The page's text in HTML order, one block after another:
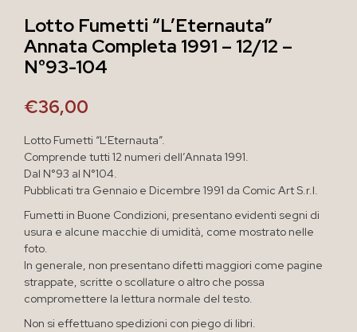
Lotto Fumetti “L’Eternauta”
Annata Completa 1991 – 12/12 –
N°93-104
€36,00
Lotto Fumetti “L’Eternauta”.
Comprende tutti 12 numeri dell’Annata 1991.
Dal N°93 al N°104.
Pubblicati tra Gennaio e Dicembre 1991 da Comic Art S.r.l.
Fumetti in Buone Condizioni, presentano evidenti segni di
usura e alcune macchie di umidità, come mostrato nelle
foto.
In generale, non presentano difetti maggiori come pagine
strappate, scritte o scollature o altro che possa
compromettere la lettura normale del testo.
Non si effettuano spedizioni con piego di libri.